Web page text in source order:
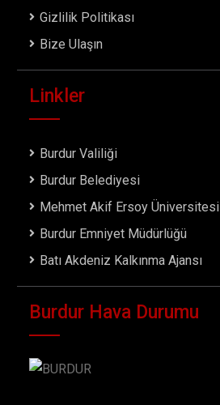
Gizlilik Politikası
Bize Ulaşın
Linkler
Burdur Valiliği
Burdur Belediyesi
Mehmet Akif Ersoy Üniversitesi
Burdur Emniyet Müdürlüğü
Batı Akdeniz Kalkınma Ajansı
Burdur Hava Durumu